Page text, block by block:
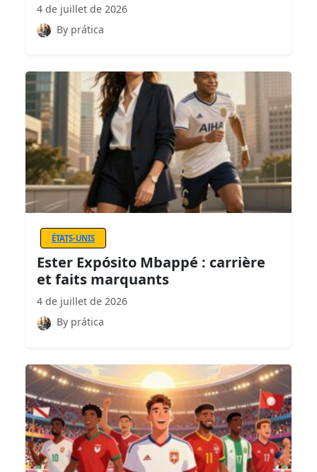
4 de juillet de 2026
By prática
ÉTATS-UNIS
Ester Expósito Mbappé : carrière
et faits marquants
4 de juillet de 2026
By prática